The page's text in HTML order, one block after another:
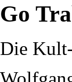
Go
Die